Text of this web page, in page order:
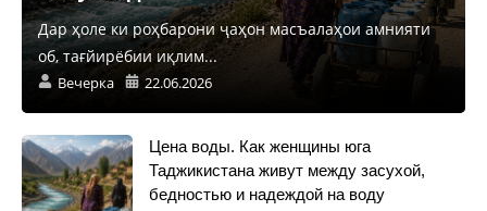
Дар ҳоле ки роҳбарони ҷаҳон масъалаҳои амнияти
об, тағйирёбии иқлим...
Вечерка 22.06.2026
Цена воды. Как женщины юга
Таджикистана живут между засухой,
бедностью и надеждой на воду